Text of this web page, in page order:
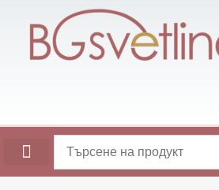
content